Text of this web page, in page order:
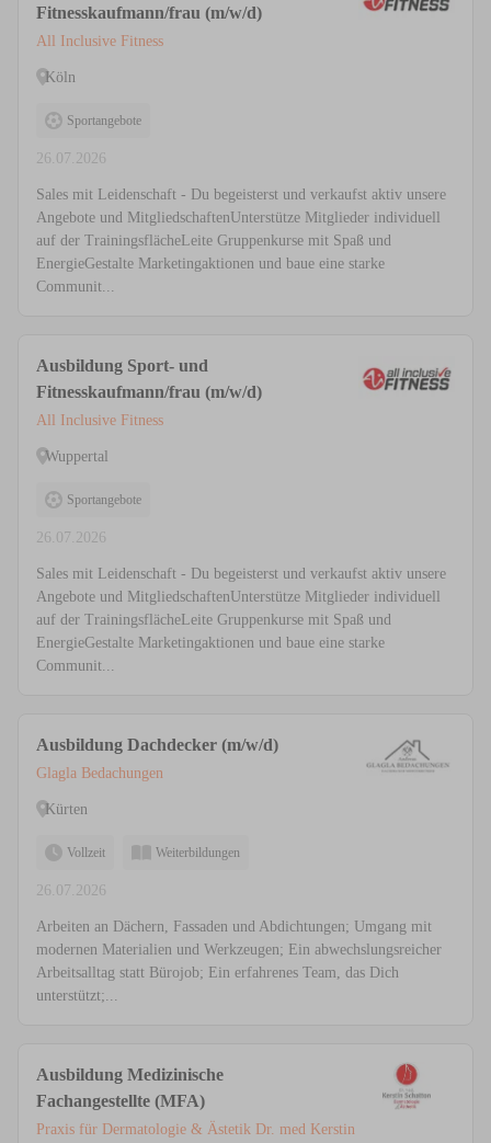
Fitnesskaufmann/frau (m/w/d)
All Inclusive Fitness
Köln
Sportangebote
26.07.2026
Sales mit Leidenschaft - Du begeisterst und verkaufst aktiv unsere
Angebote und MitgliedschaftenUnterstütze Mitglieder individuell
auf der TrainingsflächeLeite Gruppenkurse mit Spaß und
EnergieGestalte Marketingaktionen und baue eine starke
Communit...
Ausbildung Sport- und
Fitnesskaufmann/frau (m/w/d)
All Inclusive Fitness
Wuppertal
Sportangebote
26.07.2026
Sales mit Leidenschaft - Du begeisterst und verkaufst aktiv unsere
Angebote und MitgliedschaftenUnterstütze Mitglieder individuell
auf der TrainingsflächeLeite Gruppenkurse mit Spaß und
EnergieGestalte Marketingaktionen und baue eine starke
Communit...
Ausbildung Dachdecker (m/w/d)
Glagla Bedachungen
Kürten
Vollzeit Weiterbildungen
26.07.2026
Arbeiten an Dächern, Fassaden und Abdichtungen; Umgang mit
modernen Materialien und Werkzeugen; Ein abwechslungsreicher
Arbeitsalltag statt Bürojob; Ein erfahrenes Team, das Dich
unterstützt;...
Ausbildung Medizinische
Fachangestellte (MFA)
Praxis für Dermatologie & Ästetik Dr. med Kerstin